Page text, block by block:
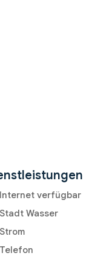
Internet verfügbar
Stadt Wasser
Strom
Telefon